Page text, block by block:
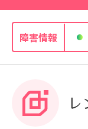
2026/07/21
WordPress の脆
障害情報